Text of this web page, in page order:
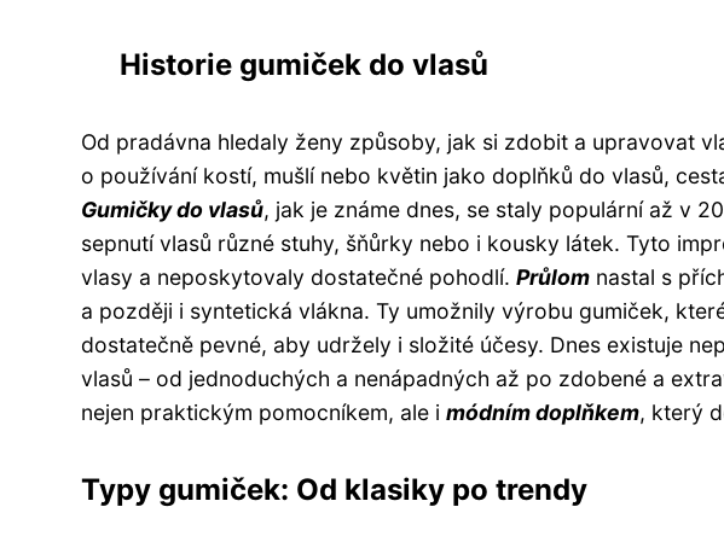
Historie gumiček do vlasů
Od pradávna hledaly ženy způsoby, jak si zdobit a upravovat
o používání kostí, mušlí nebo květin jako doplňků do vlasů,
Gumičky do vlasů, jak je známe dnes, se staly populární až v
sepnutí vlasů různé stuhy, šňůrky nebo i kousky látek. Tyto
vlasy a neposkytovaly dostatečné pohodlí. Průlom nastal s
a později i syntetická vlákna. Ty umožnily výrobu gumiček,
dostatečně pevné, aby udržely i složité účesy. Dnes existuje
vlasů – od jednoduchých a nenápadných až po zdobené a
nejen praktickým pomocníkem, ale i módním doplňkem, který
Typy gumiček: Od klasiky po trendy